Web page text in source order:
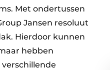
Met ondertussen
Jansen resoluut
Hierdoor kunnen
hebben